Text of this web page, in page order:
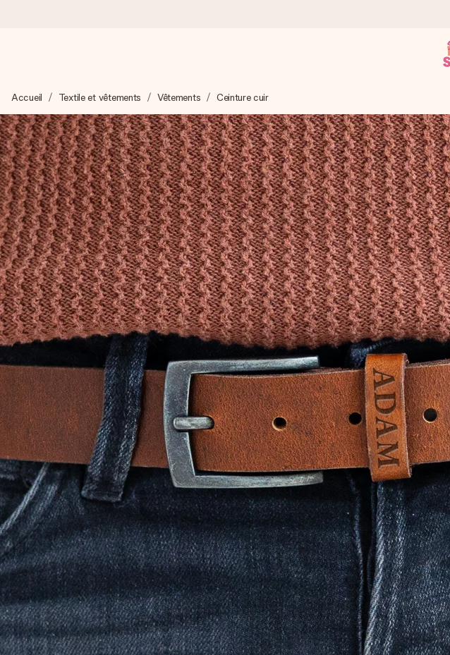
Nous préparons votre cadeau avec attention et l’envoyons en un éclair – pour que vous
4,9 (sur la base de +15 000 avis)
Nos cadeaux sont appréciés. Les clients nous attribuent une note de 4,9 sur Google
Carte de vœux gratuite
Créez quelque chose d’unique en quelques étapes – avec son prénom, votre photo ou
Accueil Textile et vêtements Vêtements Ceinture cuir